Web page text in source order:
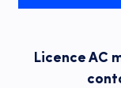
Licence AC